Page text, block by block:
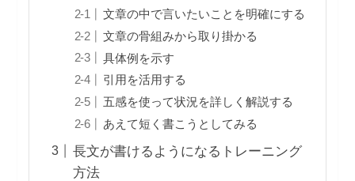
文章の中で言いたいことを明確にする
文章の骨組みから取り掛かる
具体例を示す
引用を活用する
五感を使って状況を詳しく解説する
あえて短く書こうとしてみる
長文が書けるようになるトレーニング
方法